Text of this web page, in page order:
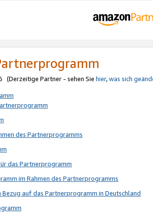
(Derzeitige Partner - sehen Sie hier,was sich
des Partnerprogramms
das Partnerprogramm
im Rahmen des Partnerprogramms
auf das Partnerprogramm in Deutschland